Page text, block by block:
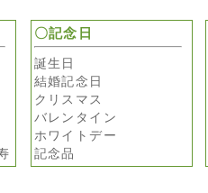
〇記念日
誕生日
結婚記念日
クリスマス
バレンタイン
ホワイトデー
記念品